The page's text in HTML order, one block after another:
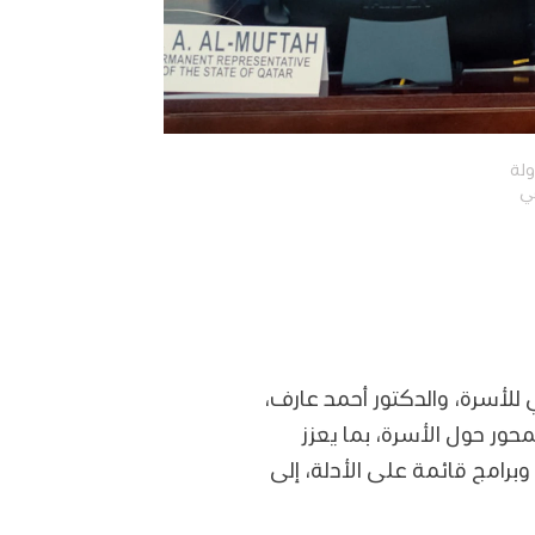
والدكتور أحمد عارف،
حول الأسرة، بما يعزز
قائمة على الأدلة، إلى